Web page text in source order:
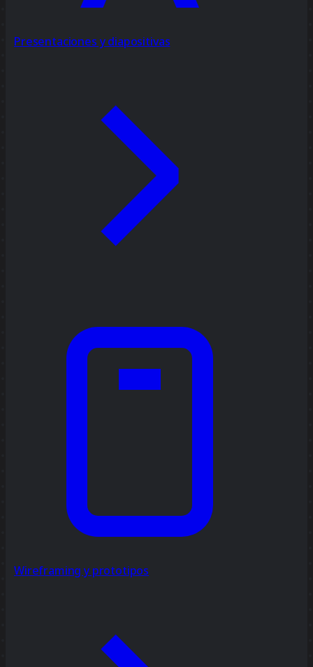
Presentaciones y diapositivas
Wireframing y prototipos